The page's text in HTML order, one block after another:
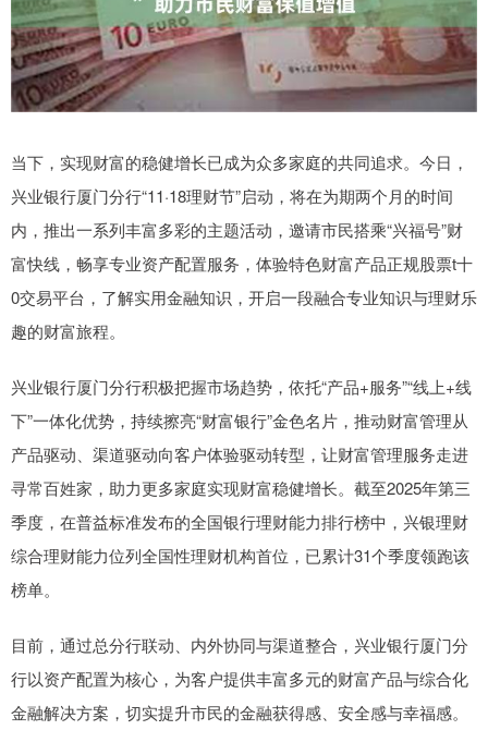
当下，实现财富的稳健增长已成为众多家庭的共同追求。今日，
兴业银行厦门分行“11·18理财节”启动，将在为期两个月的时间
内，推出一系列丰富多彩的主题活动，邀请市民搭乘“兴福号”财
富快线，畅享专业资产配置服务，体验特色财富产品正规股票t十
0交易平台，了解实用金融知识，开启一段融合专业知识与理财乐
趣的财富旅程。
兴业银行厦门分行积极把握市场趋势，依托“产品+服务”“线上+线
下”一体化优势，持续擦亮“财富银行”金色名片，推动财富管理从
产品驱动、渠道驱动向客户体验驱动转型，让财富管理服务走进
寻常百姓家，助力更多家庭实现财富稳健增长。截至2025年第三
季度，在普益标准发布的全国银行理财能力排行榜中，兴银理财
综合理财能力位列全国性理财机构首位，已累计31个季度领跑该
榜单。
目前，通过总分行联动、内外协同与渠道整合，兴业银行厦门分
行以资产配置为核心，为客户提供丰富多元的财富产品与综合化
金融解决方案，切实提升市民的金融获得感、安全感与幸福感。